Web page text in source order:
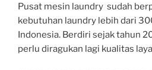
Pusat mesin laundry sudah
kebutuhan laundry lebih dari
Indonesia. Berdiri sejak tahun
perlu diragukan lagi kualitas